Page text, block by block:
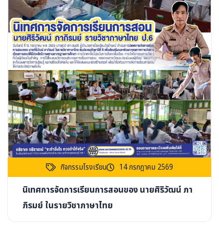
นิเทศการจัดการเรียนการสอนของ นายศิริวัฒน์ ภา
ภิรมย์ ในรายวิชาภาษาไทย
กิจกรรมโรงเรียน 14 กรกฎาคม 2569